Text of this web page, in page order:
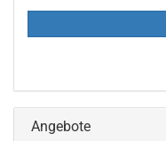
Angebote